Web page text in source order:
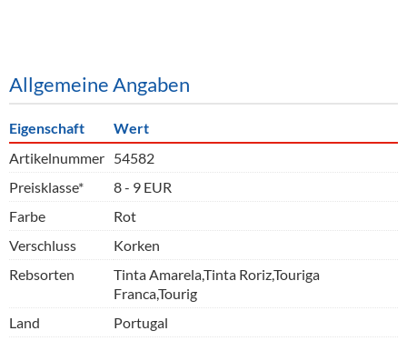
Allgemeine Angaben
Eigenschaft
Wert
Artikelnummer 54582
Preisklasse*
8 - 9 EUR
Farbe
Rot
Verschluss
Korken
Rebsorten
Tinta Amarela,Tinta Roriz,Touriga
Franca,Tourig
Land
Portugal